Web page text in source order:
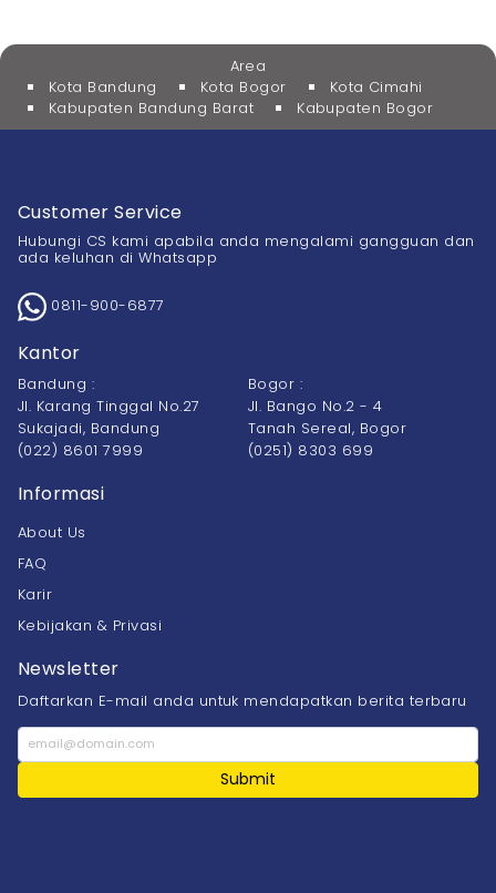
Area
Kota Bandung
Kota Bogor
Kota Cimahi
Kabupaten Bandung Barat
Kabupaten Bogor
Customer Service
Hubungi CS kami apabila anda mengalami gangguan dan
ada keluhan di Whatsapp
0811-900-6877
Kantor
Bandung :
Jl. Karang Tinggal No.27
Sukajadi, Bandung
(022) 8601 7999
Bogor :
Jl. Bango No.2 - 4
Tanah Sereal, Bogor
(0251) 8303 699
Informasi
About Us
FAQ
Karir
Kebijakan & Privasi
Newsletter
Daftarkan E-mail anda untuk mendapatkan berita terbaru
Submit